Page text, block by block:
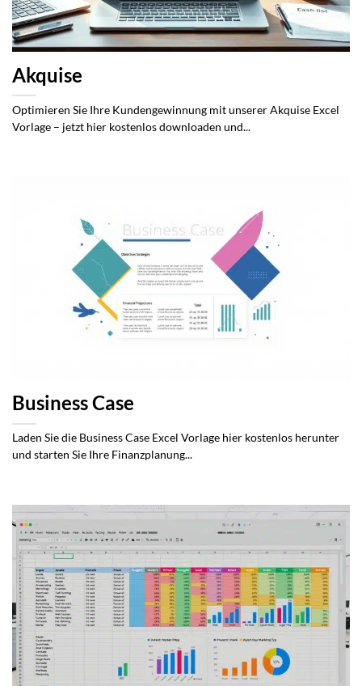
Akquise
Optimieren Sie Ihre Kundengewinnung mit unserer Akquise Excel
Vorlage – jetzt hier kostenlos downloaden und...
Business Case
Laden Sie die Business Case Excel Vorlage hier kostenlos herunter
und starten Sie Ihre Finanzplanung...